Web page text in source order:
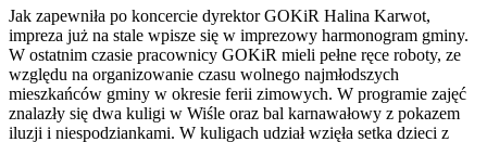
Jak zapewniła po koncercie dyrektor GOKiR Halina Karwot,
impreza już na stale wpisze się w imprezowy harmonogram gminy.
W ostatnim czasie pracownicy GOKiR mieli pełne ręce roboty, ze
względu na organizowanie czasu wolnego najmłodszych
mieszkańców gminy w okresie ferii zimowych. W programie zajęć
znalazły się dwa kuligi w Wiśle oraz bal karnawałowy z pokazem
iluzji i niespodziankami. W kuligach udział wzięła setka dzieci z